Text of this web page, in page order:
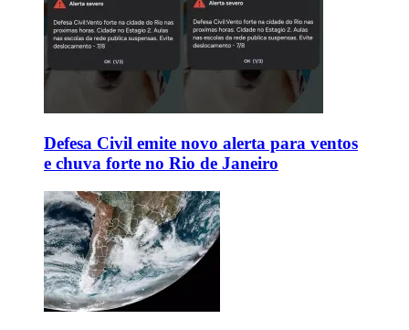
Defesa Civil emite novo alerta para ventos
e chuva forte no Rio de Janeiro